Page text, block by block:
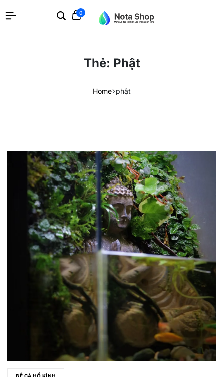
Search
0
Cart
Thẻ: Phật
Home phật